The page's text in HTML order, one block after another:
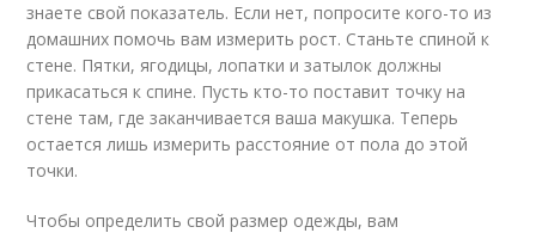
знаете свой показатель. Если нет, попросите кого-то из
домашних помочь вам измерить рост. Станьте спиной к
стене. Пятки, ягодицы, лопатки и затылок должны
прикасаться к спине. Пусть кто-то поставит точку на
стене там, где заканчивается ваша макушка. Теперь
остается лишь измерить расстояние от пола до этой
точки.
Чтобы определить свой размер одежды, вам